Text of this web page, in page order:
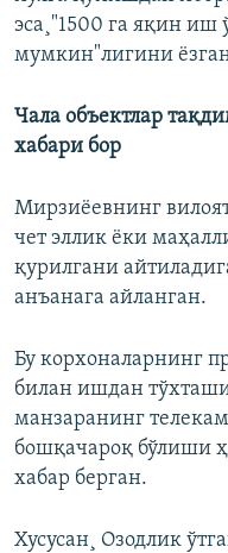
эса¸"1500 га яқин
мумкин"лигини
Чала объектлар
хабари бор
Мирзиëевнинг
чет эллик ëки
қурилгани
анъанага айланган.
Бу корхоналарнинг
билан ишдан
манзаранинг
бошқачароқ бўлиши
хабар берган.
Хусусан¸ Озодлик